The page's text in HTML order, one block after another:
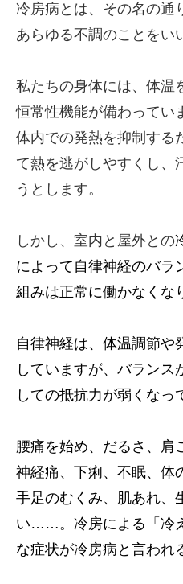
冷房病とは、その名の通
あらゆる不調のことをい
私たちの身体には、体温
恒常性機能が備わってい
体内での発熱を抑制する
て熱を逃がしやすくし、
うとします。
しかし、室内と屋外との
によって自律神経のバラ
組みは正常に働かなくな
自律神経は、体温調節や
していますが、バランス
しての抵抗力が弱くなっ
腰痛を始め、だるさ、肩
神経痛、下痢、不眠、体
手足のむくみ、肌あれ、
い……。冷房による「冷
な症状が冷房病と言われ